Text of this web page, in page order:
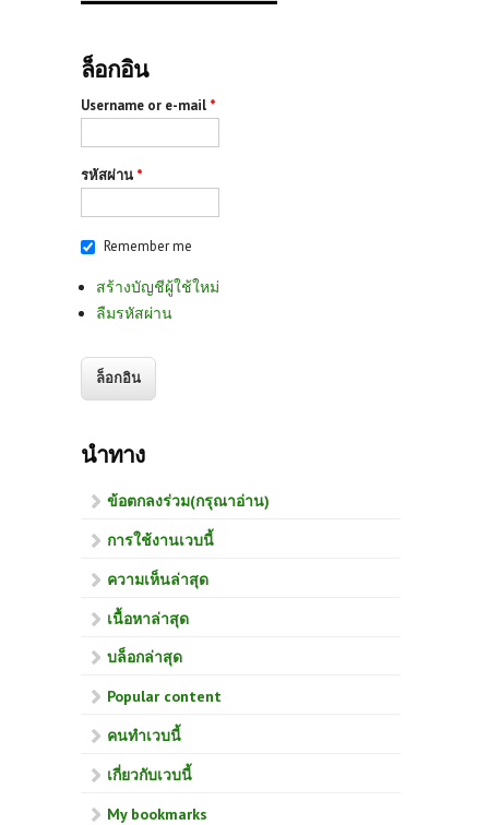
ล็อกอิน
Username or e-mail *
รหัสผ่าน *
Remember me
สร้างบัญชีผู้ใช้ใหม่
ลืมรหัสผ่าน
นำทาง
ข้อตกลงร่วม(กรุณาอ่าน)
การใช้งานเวบนี้
ความเห็นล่าสุด
เนื้อหาล่าสุด
บล็อกล่าสุด
Popular content
คนทำเวบนี้
เกี่ยวกับเวบนี้
My bookmarks